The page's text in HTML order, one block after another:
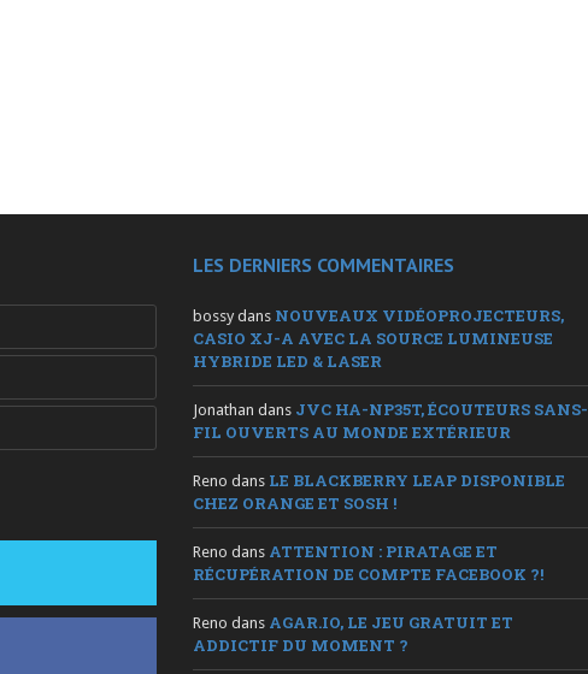
LES DERNIERS COMMENTAIRES
bossy dans NOUVEAUX VIDÉOPROJECTEURS,
CASIO XJ-A AVEC LA SOURCE LUMINEUSE
HYBRIDE LED & LASER
Jonathan dans JVC HA-NP35T, ÉCOUTEURS SANS-
FIL OUVERTS AU MONDE EXTÉRIEUR
Reno dans LE BLACKBERRY LEAP DISPONIBLE
CHEZ ORANGE ET SOSH !
Reno dans ATTENTION : PIRATAGE ET
RÉCUPÉRATION DE COMPTE FACEBOOK ?!
Reno dans AGAR.IO, LE JEU GRATUIT ET
ADDICTIF DU MOMENT ?